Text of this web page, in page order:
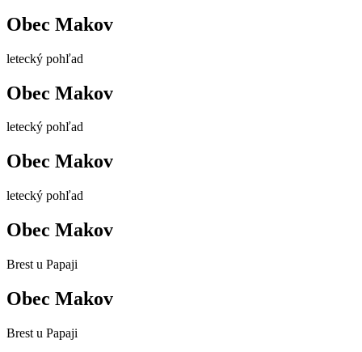
Obec Makov
letecký pohľad
Obec Makov
letecký pohľad
Obec Makov
letecký pohľad
Obec Makov
Brest u Papaji
Obec Makov
Brest u Papaji